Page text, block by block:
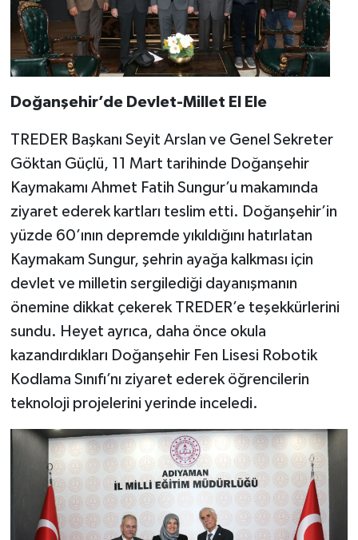
Doğanşehir’de Devlet-Millet El Ele
TREDER Başkanı Seyit Arslan ve Genel Sekreter
Göktan Güçlü, 11 Mart tarihinde Doğanşehir
Kaymakamı Ahmet Fatih Sungur’u makamında
ziyaret ederek kartları teslim etti. Doğanşehir’in
yüzde 60’ının depremde yıkıldığını hatırlatan
Kaymakam Sungur, şehrin ayağa kalkması için
devlet ve milletin sergilediği dayanışmanın
önemine dikkat çekerek TREDER’e teşekkürlerini
sundu. Heyet ayrıca, daha önce okula
kazandırdıkları Doğanşehir Fen Lisesi Robotik
Kodlama Sınıfı’nı ziyaret ederek öğrencilerin
teknoloji projelerini yerinde inceledi.